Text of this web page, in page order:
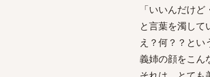
「いいんだけ
と言葉を濁して
え？何？？とい
義姉の顔をこん